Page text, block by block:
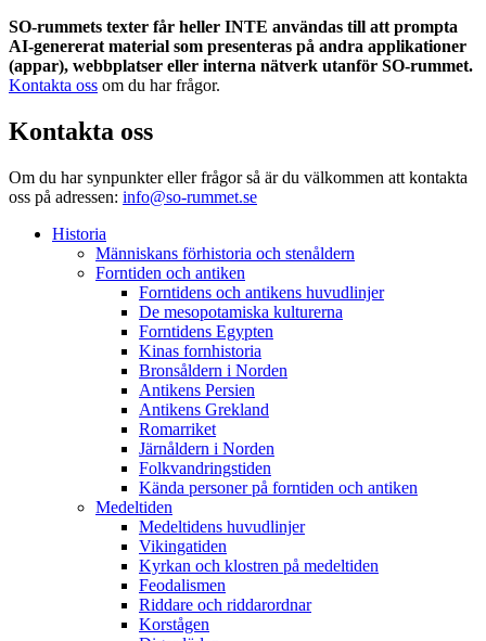
SO-rummets texter får heller INTE användas till att prompta
AI-genererat material som presenteras på andra applikationer
(appar), webbplatser eller interna nätverk utanför SO-rummet.
Kontakta oss om du har frågor.
Kontakta oss
Om du har synpunkter eller frågor så är du välkommen att kontakta
oss på adressen: info@so-rummet.se
Historia
Människans förhistoria och stenåldern
Forntiden och antiken
Forntidens och antikens huvudlinjer
De mesopotamiska kulturerna
Forntidens Egypten
Kinas fornhistoria
Bronsåldern i Norden
Antikens Persien
Antikens Grekland
Romarriket
Järnåldern i Norden
Folkvandringstiden
Kända personer på forntiden och antiken
Medeltiden
Medeltidens huvudlinjer
Vikingatiden
Kyrkan och klostren på medeltiden
Feodalismen
Riddare och riddarordnar
Korstågen